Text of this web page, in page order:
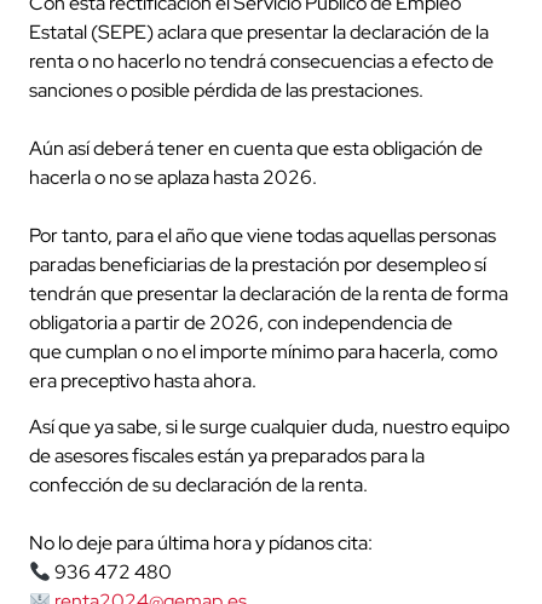
Estatal (SEPE) aclara que presentar la declaración de la
renta o no hacerlo no tendrá consecuencias a efecto de
sanciones o posible pérdida de las prestaciones.
Aún así deberá tener en cuenta que esta obligación de
hacerla o no se aplaza hasta 2026.
Por tanto, para el año que viene todas aquellas personas
paradas beneficiarias de la prestación por desempleo sí
tendrán que presentar la declaración de la renta de forma
obligatoria a partir de 2026, con independencia de
que cumplan o no el importe mínimo para hacerla, como
era preceptivo hasta ahora.
Así que ya sabe, si le surge cualquier duda, nuestro equipo
de asesores fiscales están ya preparados para la
confección de su declaración de la renta.
No lo deje para última hora y pídanos cita:
936 472 480